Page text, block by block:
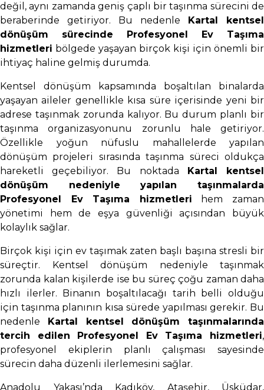
değil, aynı zamanda geniş çaplı bir taşınma sürecini de
beraberinde getiriyor. Bu nedenle
Kartal kentsel
dönüşüm sürecinde Profesyonel Ev Taşıma
hizmetleri bölgede yaşayan birçok kişi için önemli bir
ihtiyaç haline gelmiş durumda.
Kentsel dönüşüm kapsamında boşaltılan binalarda
yaşayan aileler genellikle kısa süre içerisinde yeni bir
adrese taşınmak zorunda kalıyor. Bu durum planlı bir
taşınma organizasyonunu zorunlu hale getiriyor.
Özellikle yoğun nüfuslu mahallelerde yapılan
dönüşüm projeleri sırasında taşınma süreci oldukça
hareketli geçebiliyor. Bu noktada
Kartal kentsel
dönüşüm nedeniyle yapılan taşınmalarda
Profesyonel Ev Taşıma hizmetleri hem zaman
yönetimi hem de eşya güvenliği açısından büyük
kolaylık sağlar.
Birçok kişi için ev taşımak zaten başlı başına stresli bir
süreçtir. Kentsel dönüşüm nedeniyle taşınmak
zorunda kalan kişilerde ise bu süreç çoğu zaman daha
hızlı ilerler. Binanın boşaltılacağı tarih belli olduğu
için taşınma planının kısa sürede yapılması gerekir. Bu
nedenle
Kartal kentsel dönüşüm taşınmalarında
tercih edilen Profesyonel Ev Taşıma hizmetleri,
profesyonel ekiplerin planlı çalışması sayesinde
sürecin daha düzenli ilerlemesini sağlar.
Anadolu Yakası’nda Kadıköy, Ataşehir, Üsküdar,